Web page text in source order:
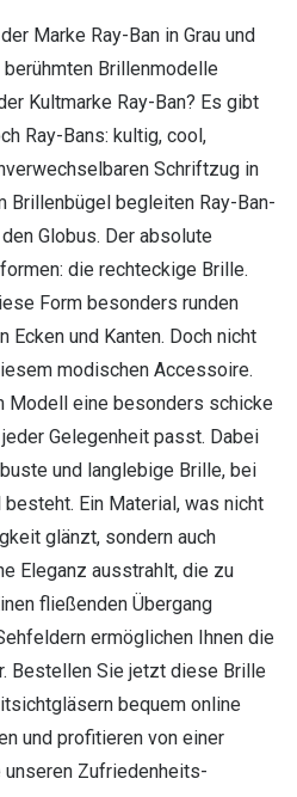
Marke Ray-Ban in Grau und
Brillenmodelle
Kultmarke Ray-Ban? Es gibt
Ray-Bans: kultig, cool,
Schriftzug in
Brillenbügel begleiten Ray-Ban-
Globus. Der absolute
die rechteckige Brille.
Form besonders runden
und Kanten. Doch nicht
modischen Accessoire.
Modell eine besonders schicke
Gelegenheit passt. Dabei
und langlebige Brille, bei
Ein Material, was nicht
glänzt, sondern auch
Eleganz ausstrahlt, die zu
fließenden Übergang
ermöglichen Ihnen die
Bestellen Sie jetzt diese Brille
bequem online
und profitieren von einer
Zufriedenheits-